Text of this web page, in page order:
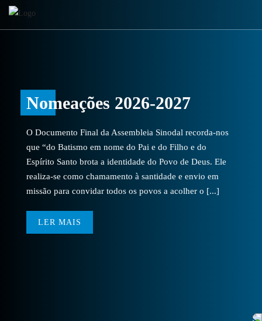
Nomeações 2026-2027
O Documento Final da Assembleia Sinodal recorda-nos
que “do Batismo em nome do Pai e do Filho e do
Espírito Santo brota a identidade do Povo de Deus. Ele
realiza-se como chamamento à santidade e envio em
missão para convidar todos os povos a acolher o [...]
LER MAIS